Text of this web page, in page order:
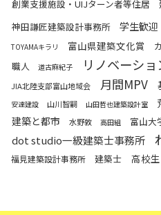
創業支援施設・UIJターン者等住居
神田謙匠建築設計事務所 学生歓迎
TOYAMAキラリ 富山県建築文化賞
職人
道古麻紀子 リノベーショ
JIA北陸支部富山地域会
月間MPV
安達建設
山川智嗣 山田哲也建築設計室
建築と都市 水野敦 高田組 富山大
dot studio一級建築士事務所
福見建築設計事務所 建築士 高校生